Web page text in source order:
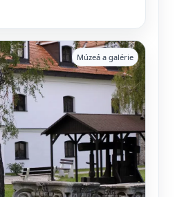
Múzeá a galérie